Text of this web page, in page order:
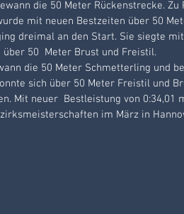
die 50 Meter Rückenstrecke.
mit neuen Bestzeiten über 50
dreimal an den Start. Sie siegte
50  Meter Brust und Freistil.
die 50 Meter Schmetterling und
sich über 50 Meter Freistil und
Mit neuer  Bestleistung von
im März in